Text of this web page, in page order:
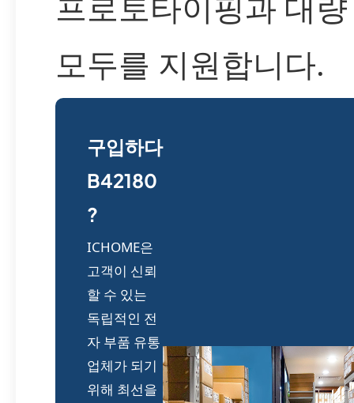
모두를 지원합니다.
구입하다
B42180
?
ICHOME은
고객이 신뢰
할 수 있는
독립적인 전
자 부품 유통
업체가 되기
위해 최선을